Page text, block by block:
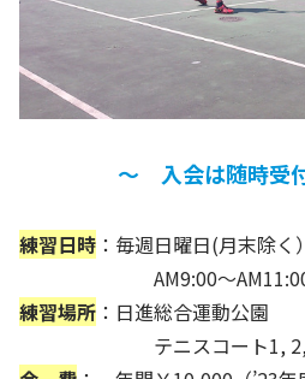
～ 入会は随時受
練習日時 ：毎週日曜日(月末除く）
AM9:00～
練習場所 ：日進総合運動公園
テニスコート1, 2, 3